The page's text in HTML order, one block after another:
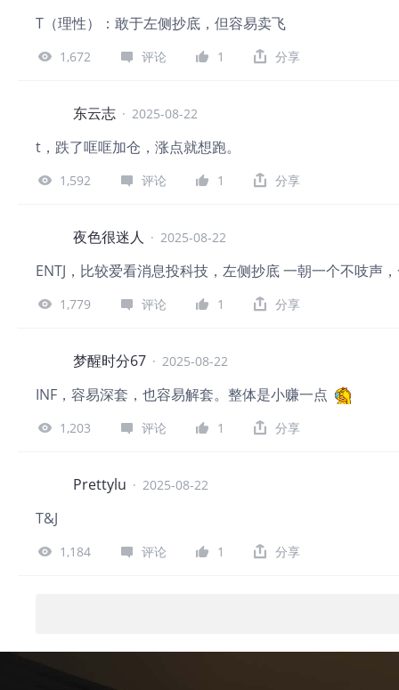
T（理性）：敢于左侧抄底，但容易卖飞
1,672 评论 1 分享
东云志 · 2025-08-22
t，跌了哐哐加仓，涨点就想跑。
1,592 评论 1 分享
夜色很迷人 · 2025-08-22
ENTJ，比较爱看消息投科技，左侧抄底 一朝一个不吱声
1,779 评论 1 分享
梦醒时分67 · 2025-08-22
INF，容易深套，也容易解套。整体是小赚一点
1,203 评论 1 分享
Prettylu · 2025-08-22
T&J
1,184 评论 1 分享